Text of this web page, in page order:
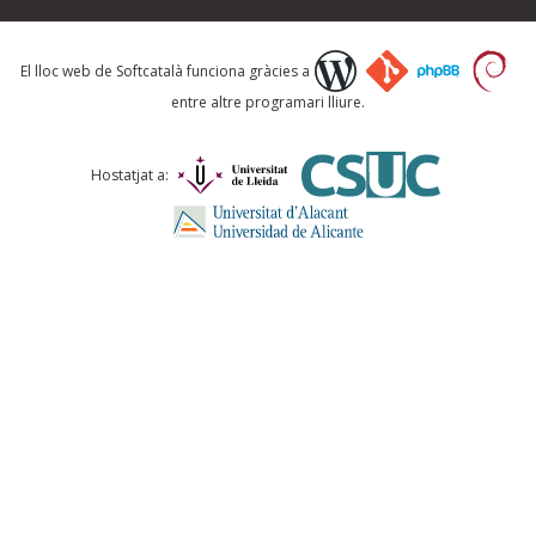
Què proposeu?
Comentari *
El lloc web de Softcatalà funciona gràcies a
entre altre programari lliure.
Hostatjat a: